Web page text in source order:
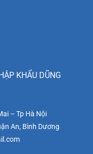
KHẨU DŨNG
– Tp Hà Nội
An, Bình Dương